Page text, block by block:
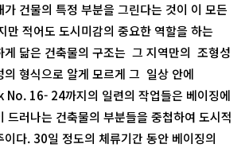
가 건물의 특정 부분을 그린다는 것이 이 모든
만 적어도 도시미감의 중요한 역할을 하는
게 닮은 건축물의 구조는 그 지역만의 조형성
의 형식으로 알게 모르게 그 일상 안에
No. 16- 24까지의 일련의 작업들은 베이징에
드러나는 건축물의 부분들을 중첩하여 도시적
다. 30일 정도의 체류기간 동안 베이징의